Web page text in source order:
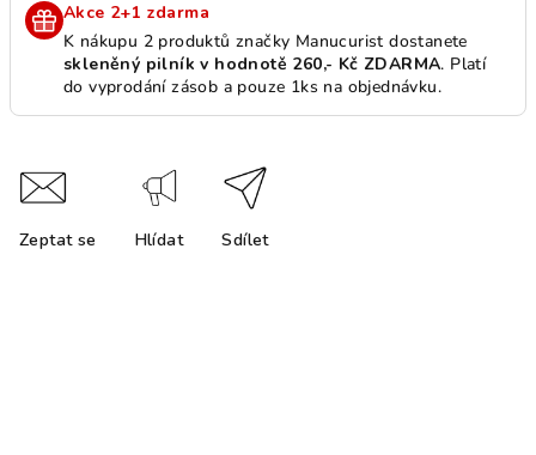
Akce 2+1 zdarma
K nákupu 2 produktů značky Manucurist dostanete
skleněný pilník v hodnotě 260,- Kč ZDARMA. Platí
do vyprodání zásob a pouze 1ks na objednávku.
Zeptat se Hlídat Sdílet